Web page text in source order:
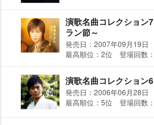
演歌名曲コレクション
ラン節～
発売日：2007年09月19日
最高順位：2位 登場回数
演歌名曲コレクション
発売日：2006年06月28日
最高順位：5位 登場回数